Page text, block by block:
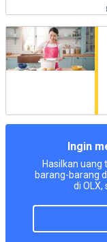
Ingin
Hasilkan uang
barang-barang
di OLX,